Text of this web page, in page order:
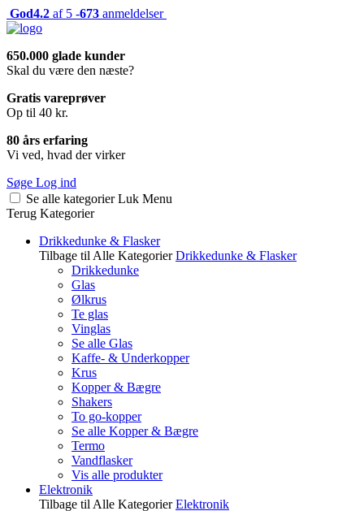
God4.2 af 5 -673 anmeldelser
650.000 glade kunder
Skal du være den næste?
Gratis vareprøver
Op til 40 kr.
80 års erfaring
Vi ved, hvad der virker
Søge Log ind
Se alle kategorier Luk Menu
Terug Kategorier
Drikkedunke & Flasker
Tilbage til Alle Kategorier Drikkedunke & Flasker
Drikkedunke
Glas
Ølkrus
Te glas
Vinglas
Se alle Glas
Kaffe- & Underkopper
Krus
Kopper & Bægre
Shakers
To go-kopper
Se alle Kopper & Bægre
Termo
Vandflasker
Vis alle produkter
Elektronik
Tilbage til Alle Kategorier Elektronik